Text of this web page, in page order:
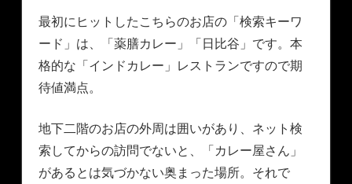
最初にヒットしたこちらのお店の「検索キーワ
ード」は、「薬膳カレー」「日比谷」です。本
格的な「インドカレー」レストランですので期
待値満点。
地下二階のお店の外周は囲いがあり、ネット検
索してからの訪問でないと、「カレー屋さん」
があるとは気づかない奥まった場所。それで